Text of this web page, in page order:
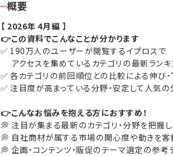
概要
【 2026年 4月編 】
👉この資料でこんなことが分かります
✅​ 190万人のユーザーが閲覧するイプロスで
アクセスを集めているカテゴリの最新ランキ
✅​ 各カテゴリの前回順位との比較による伸び・
✅​ 注目度が高まっている分野・安定して人気
👉こんなお悩みを抱える方におすすめ！
💭​ 注目が集まる最新のカテゴリ・分野を把握
💭​ 自社商材が属する市場の関心度や動きを客
💭​ 企画・コンテンツ・販促のテーマ選定の参考